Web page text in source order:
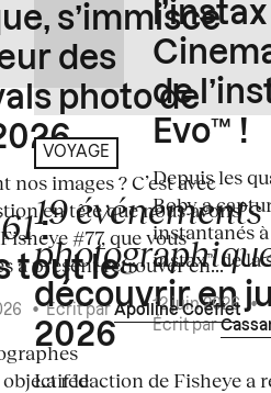
:
tout le
le
s’immisce
des
photo de
nos images ? C’est avec
en tête que nous avons
#77, que vous
à présent retrouver en...
•Écrit par Apolline Coëffet
VOYAGE
19 événements
découvrir en
2026
La rédaction de Fisheye a
de
Evo™ !
Depuis les
Boby a
instantanés
instax™ de la
12 juin 2026 •
Écrit par